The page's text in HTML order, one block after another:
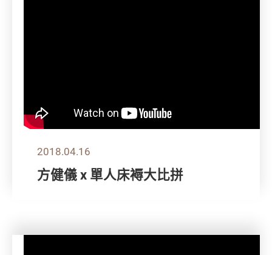
2018.04.16
方健儀 x 單人床褥大比拼